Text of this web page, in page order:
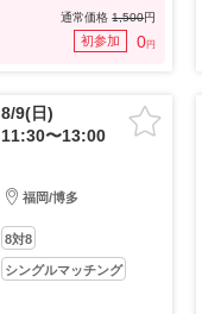
通常価格1,500円
初参加 0円
8/9(日)
11:30〜13:00
福岡/博多
8対8
シングルマッチング